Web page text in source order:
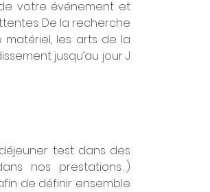
votre événement et
De la recherche
les arts de la
jusqu’au jour J
test dans des
nos prestations…)
de définir ensemble